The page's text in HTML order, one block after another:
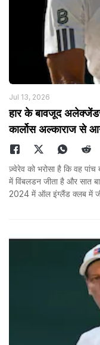
Jul 13, 2026
हार के बावजूद
कार्लोस अल्काराज से
ज़्वेरेव को भरोसा है कि वह पांच
में विंबलडन जीता है और सात
2024 में ऑल इंग्लैंड क्लब में